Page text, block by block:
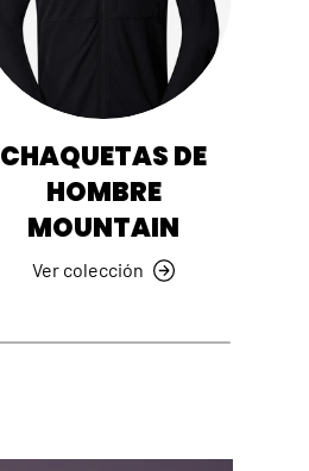
CHAQUETAS DE
HOMBRE
MOUNTAIN
Ver colección